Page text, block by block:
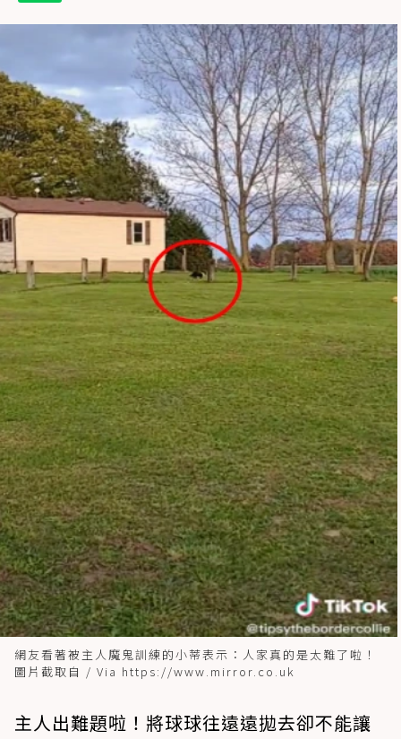
網友看著被主人魔鬼訓練的小蒂表示：人家真的是太難了啦！
圖片截取自 / Via https://www.mirror.co.uk
主人出難題啦！將球球往遠遠拋去卻不能讓